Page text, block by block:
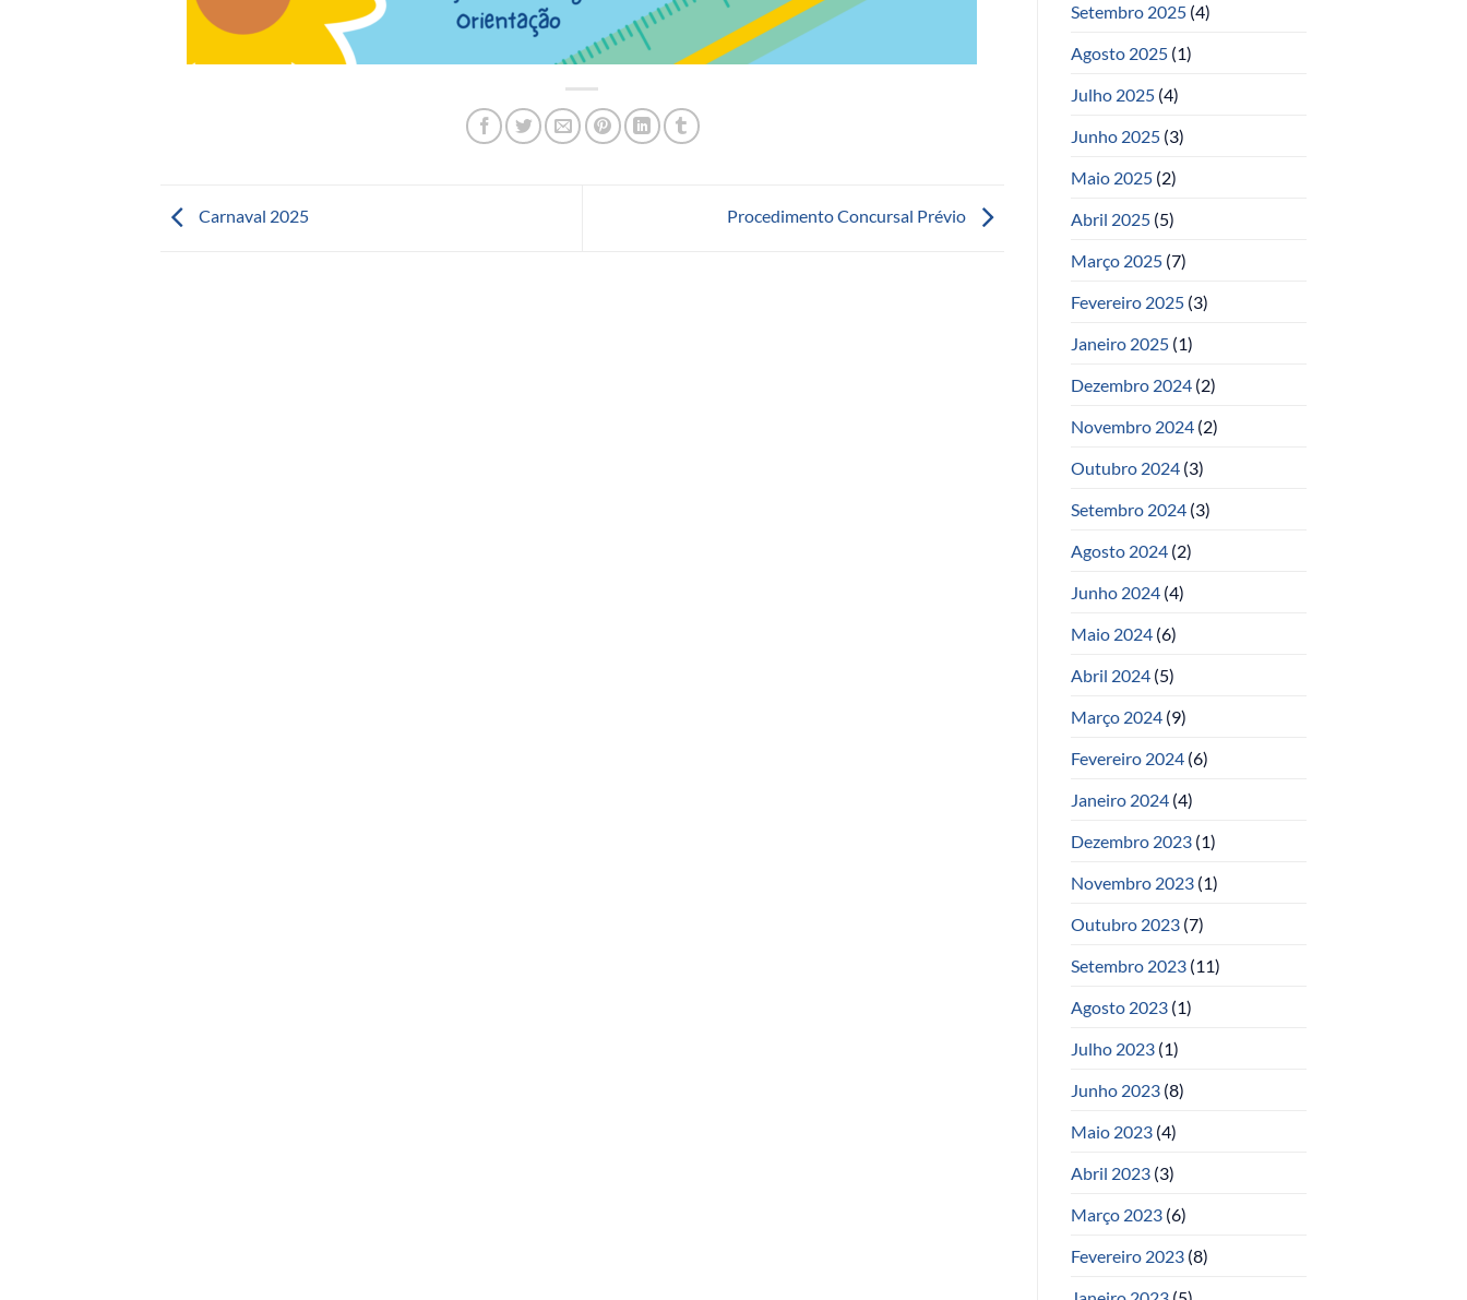
Carnaval 2025 Procedimento Concursal Prévio
Setembro 2025(4)
Agosto 2025(1)
Julho 2025(4)
Junho 2025(3)
Maio 2025(2)
Abril 2025(5)
Março 2025(7)
Fevereiro 2025(3)
Janeiro 2025(1)
Dezembro 2024(2)
Novembro 2024(2)
Outubro 2024(3)
Setembro 2024(3)
Agosto 2024(2)
Junho 2024(4)
Maio 2024(6)
Abril 2024(5)
Março 2024(9)
Fevereiro 2024(6)
Janeiro 2024(4)
Dezembro 2023(1)
Novembro 2023(1)
Outubro 2023(7)
Setembro 2023(11)
Agosto 2023(1)
Julho 2023(1)
Junho 2023(8)
Maio 2023(4)
Abril 2023(3)
Março 2023(6)
Fevereiro 2023(8)